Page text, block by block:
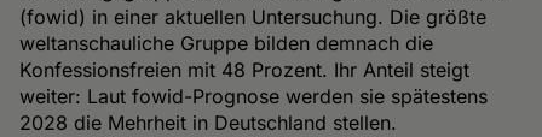
(fowid) in einer aktuellen Untersuchung. Die größte
weltanschauliche Gruppe bilden demnach die
Konfessionsfreien mit 48 Prozent. Ihr Anteil steigt
weiter: Laut fowid-Prognose werden sie spätestens
2028 die Mehrheit in Deutschland stellen.